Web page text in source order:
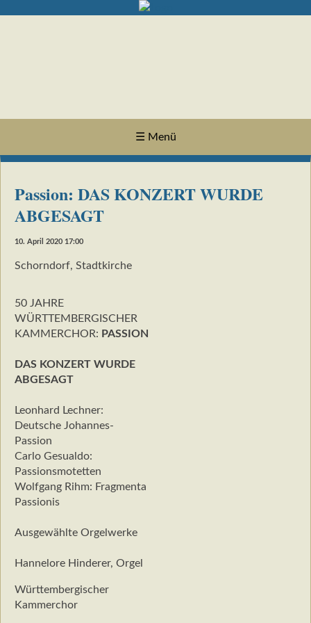
☰ Menü
Passion: DAS KONZERT WURDE
ABGESAGT
10. April 2020 17:00
Schorndorf, Stadtkirche
50 JAHRE
WÜRTTEMBERGISCHER
KAMMERCHOR: PASSION
DAS KONZERT WURDE
ABGESAGT
Leonhard Lechner:
Deutsche Johannes-
Passion
Carlo Gesualdo:
Passionsmotetten
Wolfgang Rihm: Fragmenta
Passionis
Ausgewählte Orgelwerke
Hannelore Hinderer, Orgel
Württembergischer
Kammerchor